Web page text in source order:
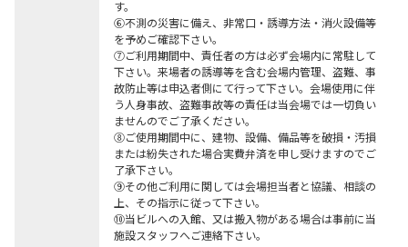
す。
⑥不測の災害に備え、非常口・誘導方法・消火設備等
を予めご確認下さい。
⑦ご利用期間中、責任者の方は必ず会場内に常駐して
下さい。来場者の誘導等を含む会場内管理、盗難、事
故防止等は申込者側にて行って下さい。会場使用に伴
う人身事故、盗難事故等の責任は当会場では一切負い
ませんのでご了承ください。
⑧ご使用期間中に、建物、設備、備品等を破損・汚損
または紛失された場合実費弁済を申し受けますのでご
了承下さい。
⑨その他ご利用に関しては会場担当者と協議、相談の
上、その指示に従って下さい。
⑩当ビルへの入館、又は搬入物がある場合は事前に当
施設スタッフへご連絡下さい。